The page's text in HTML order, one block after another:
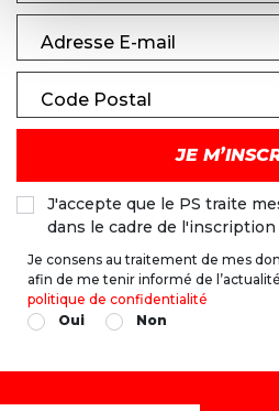
Adresse E-mail
Code Postal
J'accepte que le PS traite
dans le cadre de
Je consens au traitement de mes
afin de me tenir informé de
politique de confidentialité
Oui
Non